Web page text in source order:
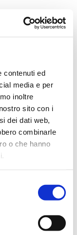
contenuti ed
media e per
inoltre
sito con i
dei dati web,
combinarle
o che hanno
Grafiche, Musicali e
38 - 10020 Baldissero